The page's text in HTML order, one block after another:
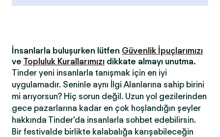
İnsanlarla buluşurken lütfen Güvenlik İpuçlarımızı
ve Topluluk Kurallarımızı dikkate almayı unutma.
Tinder yeni insanlarla tanışmak için en iyi
uygulamadır. Seninle aynı İlgi Alanlarına sahip birini
mi arıyorsun? Hiç sorun değil. Uzun yol gezilerinden
gece pazarlarına kadar en çok hoşlandığın şeyler
hakkında Tinder'da insanlarla sohbet edebilirsin.
Bir festivalde birlikte kalabalığa karışabileceğin